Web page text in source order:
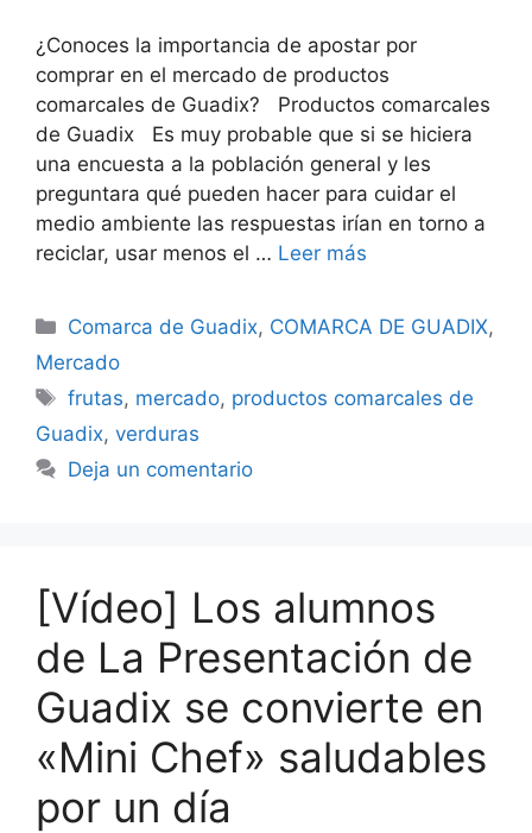
¿Conoces la importancia de apostar por
comprar en el mercado de productos
comarcales de Guadix? Productos comarcales
de Guadix Es muy probable que si se hiciera
una encuesta a la población general y les
preguntara qué pueden hacer para cuidar el
medio ambiente las respuestas irían en torno a
reciclar, usar menos el … Leer más
Categorías
Comarca de Guadix, COMARCA DE GUADIX,
Mercado
Etiquetas
frutas, mercado, productos comarcales de
Guadix, verduras
Deja un comentario
[Vídeo] Los alumnos
de La Presentación de
Guadix se convierte en
«Mini Chef» saludables
por un día